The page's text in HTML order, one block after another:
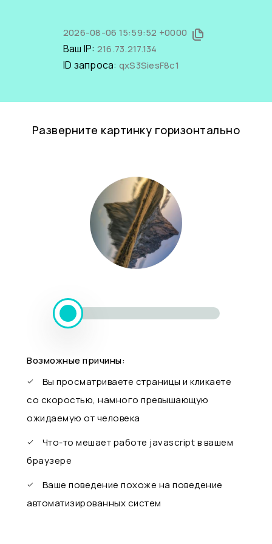
2026-08-06 15:59:52 +0000
Ваш IP: 216.73.217.134
ID запроса: qxS3SiesF8c1
Разверните картинку горизонтально
Возможные причины:
Вы просматриваете страницы и кликаете
со скоростью, намного превышающую
ожидаемую от человека
Что-то мешает работе javascript в вашем
браузере
Ваше поведение похоже на поведение
автоматизированных систем